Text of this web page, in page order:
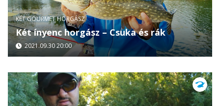
KÉT GOURMET HORGÁSZ
Két ínyenc horgász – Csuka és rák
2021.09.30 20:00